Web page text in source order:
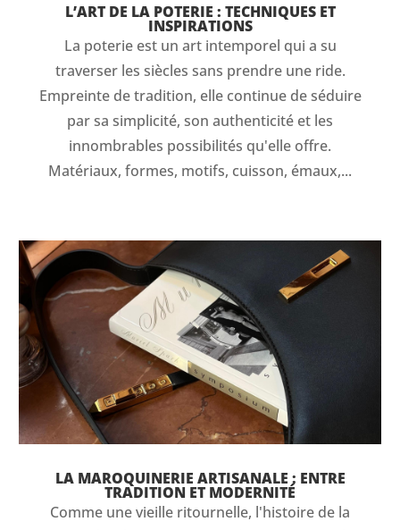
L’ART DE LA POTERIE : TECHNIQUES ET
INSPIRATIONS
La poterie est un art intemporel qui a su
traverser les siècles sans prendre une ride.
Empreinte de tradition, elle continue de séduire
par sa simplicité, son authenticité et les
innombrables possibilités qu'elle offre.
Matériaux, formes, motifs, cuisson, émaux,...
LA MAROQUINERIE ARTISANALE : ENTRE
TRADITION ET MODERNITÉ
Comme une vieille ritournelle, l'histoire de la